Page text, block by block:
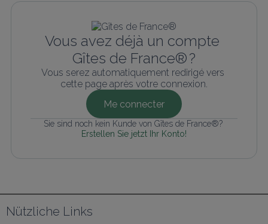
Vous avez déjà un compte
Gîtes de France® ?
Vous serez automatiquement redirigé vers
cette page après votre connexion.
Me connecter
Sie sind noch kein Kunde von Gîtes de France®?
Erstellen Sie jetzt Ihr Konto!
Nützliche Links